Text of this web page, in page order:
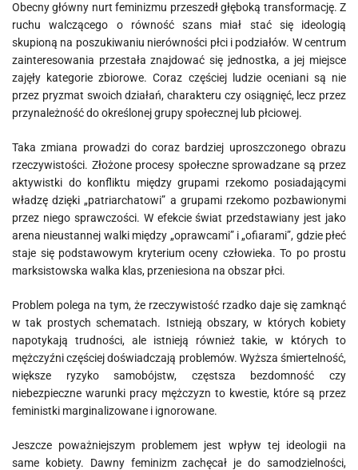
Obecny główny nurt feminizmu przeszedł głęboką transformację. Z
ruchu walczącego o równość szans miał stać się ideologią
skupioną na poszukiwaniu nierówności płci i podziałów. W centrum
zainteresowania przestała znajdować się jednostka, a jej miejsce
zajęły kategorie zbiorowe. Coraz częściej ludzie oceniani są nie
przez pryzmat swoich działań, charakteru czy osiągnięć, lecz przez
przynależność do określonej grupy społecznej lub płciowej.
Taka zmiana prowadzi do coraz bardziej uproszczonego obrazu
rzeczywistości. Złożone procesy społeczne sprowadzane są przez
aktywistki do konfliktu między grupami rzekomo posiadającymi
władzę dzięki „patriarchatowi” a grupami rzekomo pozbawionymi
przez niego sprawczości. W efekcie świat przedstawiany jest jako
arena nieustannej walki między „oprawcami” i „ofiarami”, gdzie płeć
staje się podstawowym kryterium oceny człowieka. To po prostu
marksistowska walka klas, przeniesiona na obszar płci.
Problem polega na tym, że rzeczywistość rzadko daje się zamknąć
w tak prostych schematach. Istnieją obszary, w których kobiety
napotykają trudności, ale istnieją również takie, w których to
mężczyźni częściej doświadczają problemów. Wyższa śmiertelność,
większe ryzyko samobójstw, częstsza bezdomność czy
niebezpieczne warunki pracy mężczyzn to kwestie, które są przez
feministki marginalizowane i ignorowane.
Jeszcze poważniejszym problemem jest wpływ tej ideologii na
same kobiety. Dawny feminizm zachęcał je do samodzielności,